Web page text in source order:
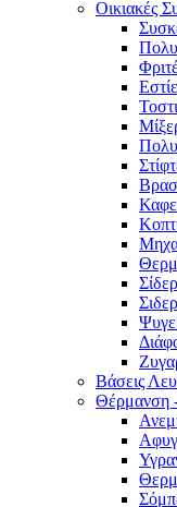
Οικιακές
Βάσεις
Θέρμανση